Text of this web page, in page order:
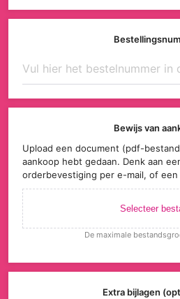
Bewijs van
Upload een document (pdf-
aankoop hebt gedaan. Denk aan
orderbevestiging per e-mail, of een
Selecteer
De maximale
Extra bijlagen